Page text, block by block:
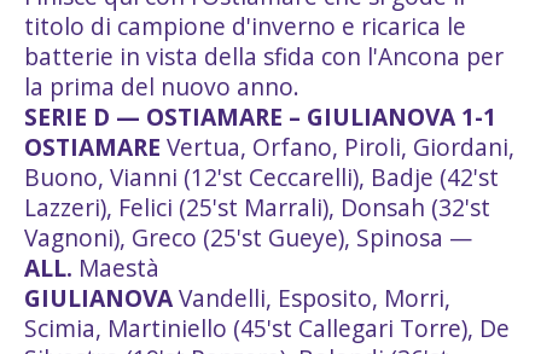
titolo di campione d'inverno e ricarica le
batterie in vista della sfida con l'Ancona per
la prima del nuovo anno.
SERIE D — OSTIAMARE – GIULIANOVA 1-1
OSTIAMARE Vertua, Orfano, Piroli, Giordani,
Buono, Vianni (12'st Ceccarelli), Badje (42'st
Lazzeri), Felici (25'st Marrali), Donsah (32'st
Vagnoni), Greco (25'st Gueye), Spinosa —
ALL. Maestà
GIULIANOVAVandelli, Esposito, Morri,
Scimia, Martiniello (45'st Callegari Torre), De